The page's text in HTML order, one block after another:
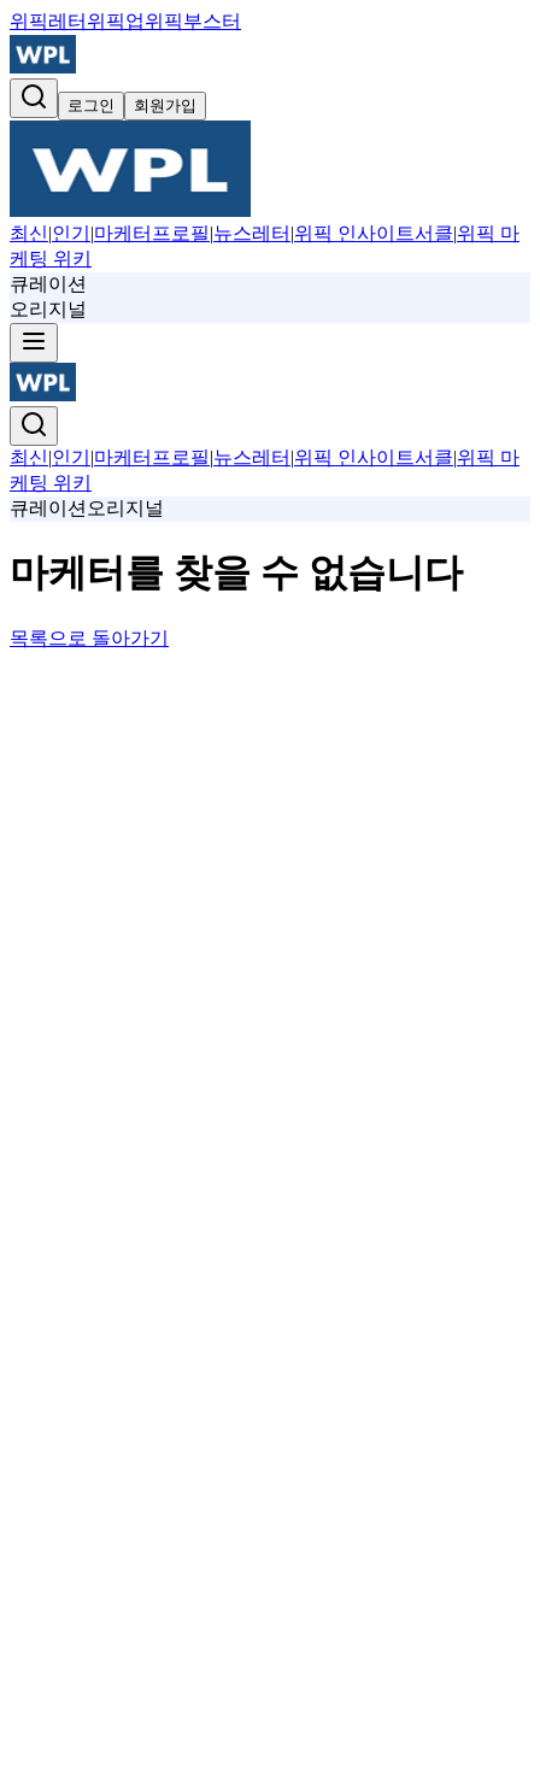
위픽레터 위픽업위픽부스터
로그인 회원가입
최신|인기 |마케터프로필|뉴스레터 |위픽 인사이트서클|위픽 마
케팅 위키
큐레이션
오리지널
최신|인기 |마케터프로필|뉴스레터 |위픽 인사이트서클|위픽 마
케팅 위키
큐레이션 오리지널
마케터를 찾을 수 없습니다
목록으로 돌아가기